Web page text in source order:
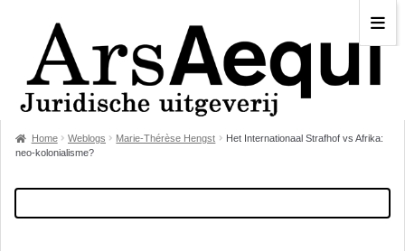
Home Weblogs Marie-Thérèse Hengst
Het Internationaal Strafhof vs Afrika:
neo-kolonialisme?